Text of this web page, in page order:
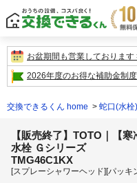
お盆期間も営業しております
2026年度のお得な補助金制
交換できるくん home 蛇口(水栓)
【販売終了】TOTO｜【
水栓 Ｇシリーズ
TMG46C1KX
[スプレーシャワーヘッド][パッ